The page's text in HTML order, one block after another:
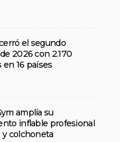
el segundo
2026 con 2.170
16 países
amplía su
inflable profesional
colchoneta